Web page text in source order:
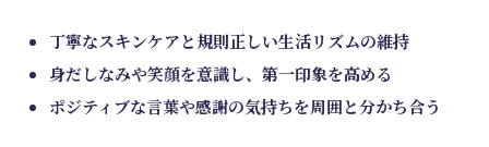
丁寧なスキンケアと規則正しい生活リズムの維持
身だしなみや笑顔を意識し、第一印象を高める
ポジティブな言葉や感謝の気持ちを周囲と分かち合う